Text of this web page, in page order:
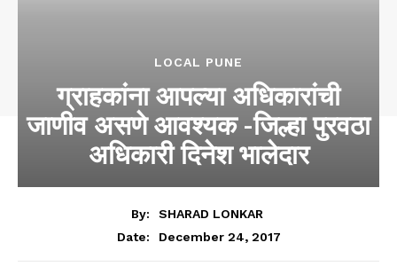
LOCAL PUNE
ग्राहकांना आपल्या अधिकारांची
जाणीव असणे आवश्यक -जिल्हा पुरवठा
अधिकारी दिनेश भालेदार
By:
SHARAD LONKAR
Date:
December 24, 2017